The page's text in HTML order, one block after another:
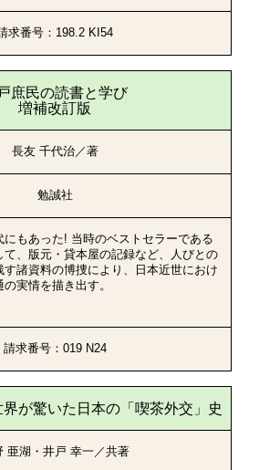
求番号：198.2 KI54
庶民の読書と学び
増補改訂版
長友 千代治／著
勉誠社
もあった! 当時のベストセラーである
、版元・貸本屋の記録など、人びとの
諸資料の博捜により、日本近世におけ
実情を描き出す。
請求番号：019 N24
が驚いた日本の「喫茶外交」史
亜湖・井戸 幸一／共著